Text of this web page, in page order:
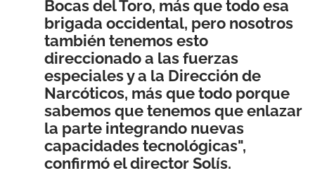
Bocas del Toro, más que todo esa
brigada occidental, pero nosotros
también tenemos esto
direccionado a las fuerzas
especiales y a la Dirección de
Narcóticos, más que todo porque
sabemos que tenemos que enlazar
la parte integrando nuevas
capacidades tecnológicas",
confirmó el director Solís.